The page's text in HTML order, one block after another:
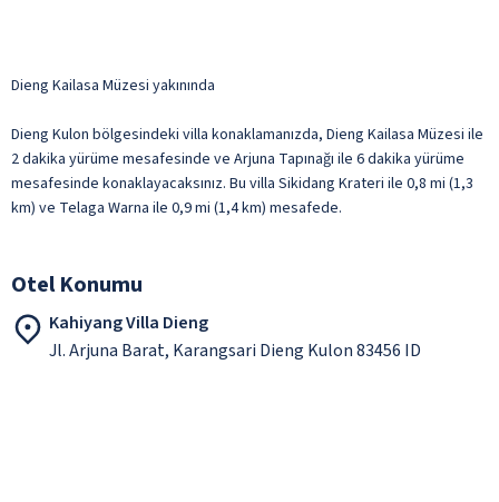
Dieng Kailasa Müzesi yakınında
Dieng Kulon bölgesindeki villa konaklamanızda, Dieng Kailasa Müzesi ile
2 dakika yürüme mesafesinde ve Arjuna Tapınağı ile 6 dakika yürüme
mesafesinde konaklayacaksınız. Bu villa Sikidang Krateri ile 0,8 mi (1,3
km) ve Telaga Warna ile 0,9 mi (1,4 km) mesafede.
Otel Konumu
Kahiyang Villa Dieng
Jl. Arjuna Barat, Karangsari Dieng Kulon 83456 ID